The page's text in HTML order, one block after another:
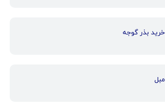
خرید بذر گوجه
مبل